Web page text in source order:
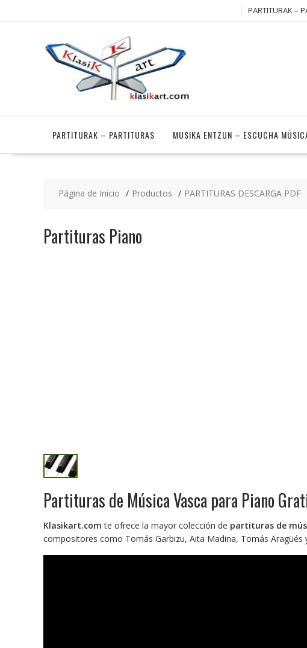
PARTITURAK –
PARTITURAK – PARTITURAS MUSIKA ENTZUN – ESCUCHA
Página de Inicio Productos PARTITURAS DESCARGA PDF
Partituras Piano
Partituras de Música Vasca para Piano
Klasikart.com te ofrece la mayor colección de partituras de
compositores como Tomás Garbizu, Aita Madina, Tomás